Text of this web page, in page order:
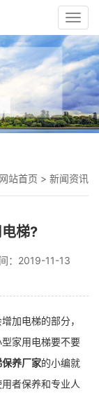
网站首页 > 新闻资讯
梯?
：2019-11-13
加电梯的部分，
家用电梯要不要
保养厂家的小编就
者保养和专业人